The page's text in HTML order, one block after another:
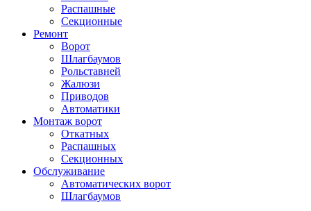
Распашные
Секционные
Ремонт
Ворот
Шлагбаумов
Рольставней
Жалюзи
Приводов
Автоматики
Монтаж ворот
Откатных
Распашных
Секционных
Обслуживание
Автоматических ворот
Шлагбаумов